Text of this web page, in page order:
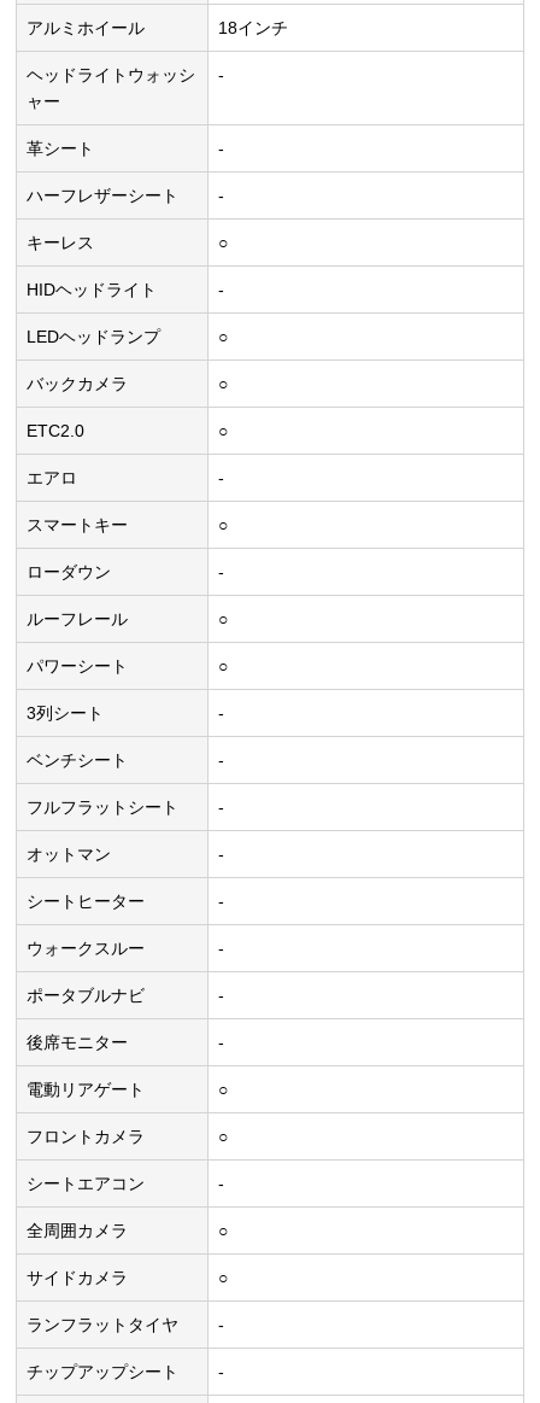
アルミホイール 18インチ
ヘッドライトウォッシ
ャー
-
革シート -
ハーフレザーシート -
キーレス ○
HIDヘッドライト -
LEDヘッドランプ ○
バックカメラ ○
ETC2.0 ○
エアロ -
スマートキー ○
ローダウン -
ルーフレール ○
パワーシート ○
3列シート -
ベンチシート -
フルフラットシート -
オットマン -
シートヒーター -
ウォークスルー -
ポータブルナビ -
後席モニター -
電動リアゲート ○
フロントカメラ ○
シートエアコン -
全周囲カメラ ○
サイドカメラ ○
ランフラットタイヤ -
チップアップシート -